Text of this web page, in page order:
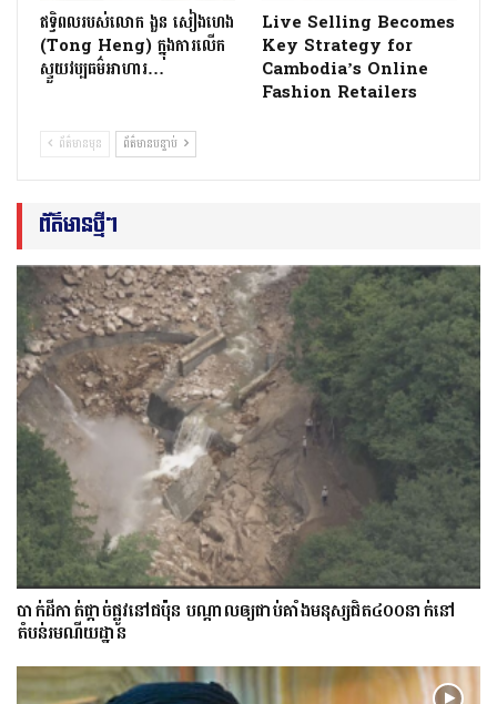
ឥទ្ធិពលរបស់លោក ងួន សៀងហេង
(Tong Heng) ក្នុងការលើក
ស្ទួយវប្បធម៌អាហារ…
Live Selling Becomes
Key Strategy for
Cambodia’s Online
Fashion Retailers
ព័ត៌មានមុន ព័ត៌មានបន្ទាប់
ព័ត៌មានថ្មីៗ
​បាក់​ដី​កាត់ផ្តាច់ផ្លូវ​​នៅជប៉ុន បណ្តាល​ឲ្យ​ជាប់​គាំង​​​មនុស្ស​ជិត​៤០០នាក់​នៅ
តំបន់រមណីយដ្ឋាន​